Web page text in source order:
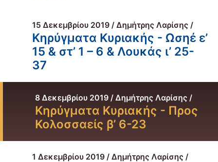
15 Δεκεμβρίου 2019 / Δημήτρης Λαρίσης /
Κηρύγματα Κυριακής - Ωσηέ ε’
15 & στ’ 1 – 6 & Λουκάς ι’ 25-
37
8 Δεκεμβρίου 2019 / Δημήτρης Λαρίσης /
Κηρύγματα Κυριακής - Προς
Κολοσσαείς β’ 6-23
1 Δεκεμβρίου 2019 / Δημήτρης Λαρίσης /